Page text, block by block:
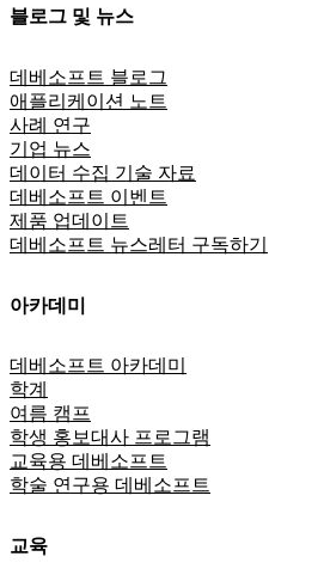
블로그 및 뉴스
데베소프트 블로그
애플리케이션 노트
사례 연구
기업 뉴스
데이터 수집 기술 자료
데베소프트 이벤트
제품 업데이트
데베소프트 뉴스레터 구독하기
아카데미
데베소프트 아카데미
학계
여름 캠프
학생 홍보대사 프로그램
교육용 데베소프트
학술 연구용 데베소프트
교육